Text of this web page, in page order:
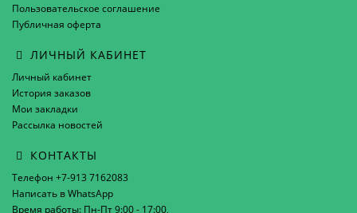
Пользовательское соглашение
Публичная оферта
ЛИЧНЫЙ КАБИНЕТ
Личный кабинет
История заказов
Мои закладки
Рассылка новостей
КОНТАКТЫ
Телефон +7-913 7162083
Написать в WhatsApp
Время работы: Пн-Пт 9:00 - 17:00,